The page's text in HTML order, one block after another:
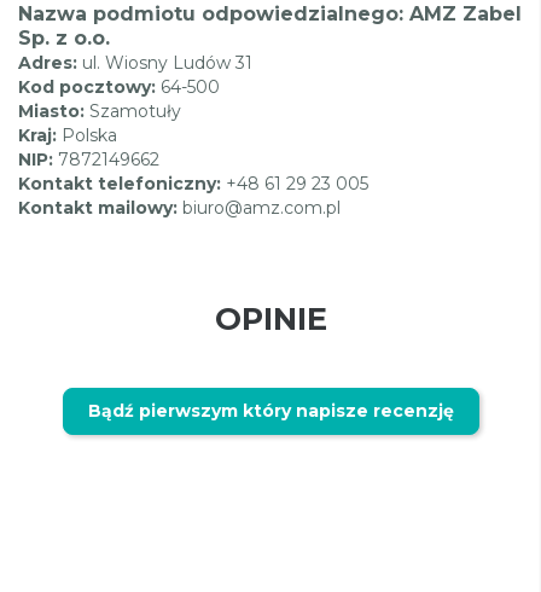
Nazwa podmiotu odpowiedzialnego: AMZ Zabel
Sp. z o.o.
Adres: ul. Wiosny Ludów 31
Kod pocztowy: 64-500
Miasto: Szamotuły
Kraj: Polska
NIP: 7872149662
Kontakt telefoniczny: +48 61 29 23 005
Kontakt mailowy: biuro@amz.com.pl
OPINIE
Bądź pierwszym który napisze recenzję